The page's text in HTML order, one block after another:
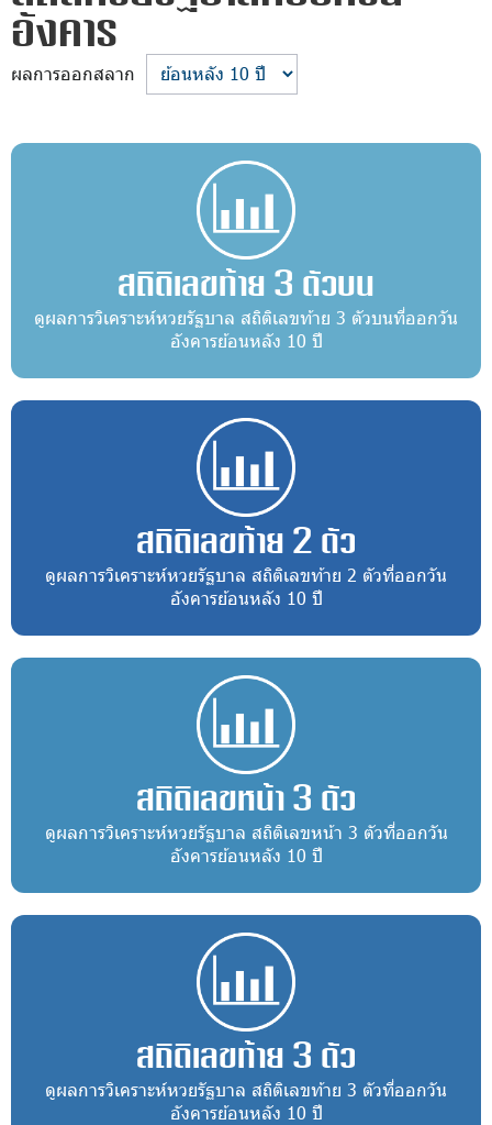
อังคาร
ผลการออกสลาก
สถิติเลขท้าย 3 ตัวบน
ดูผลการวิเคราะห์หวยรัฐบาล สถิติเลขท้าย 3 ตัวบนที่ออกวัน
อังคารย้อนหลัง 10 ปี
สถิติเลขท้าย 2 ตัว
ดูผลการวิเคราะห์หวยรัฐบาล สถิติเลขท้าย 2 ตัวที่ออกวัน
อังคารย้อนหลัง 10 ปี
สถิติเลขหน้า 3 ตัว
ดูผลการวิเคราะห์หวยรัฐบาล สถิติเลขหน้า 3 ตัวที่ออกวัน
อังคารย้อนหลัง 10 ปี
สถิติเลขท้าย 3 ตัว
ดูผลการวิเคราะห์หวยรัฐบาล สถิติเลขท้าย 3 ตัวที่ออกวัน
อังคารย้อนหลัง 10 ปี